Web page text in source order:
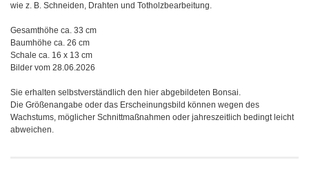
wie z. B. Schneiden, Drahten und Totholzbearbeitung.
Gesamthöhe ca. 33 cm
Baumhöhe ca. 26 cm
Schale ca. 16 x 13 cm
Bilder vom 28.06.2026
Sie erhalten selbstverständlich den hier abgebildeten Bonsai.
Die Größenangabe oder das Erscheinungsbild können wegen des
Wachstums, möglicher Schnittmaßnahmen oder jahreszeitlich bedingt leicht
abweichen.